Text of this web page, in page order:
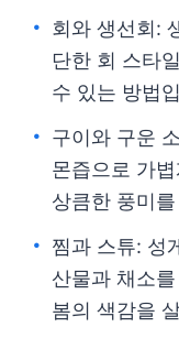
회와 생선회:
단한 회 스타
수 있는 방법
구이와 구운
몬즙으로 가
상큼한 풍미
찜과 스튜: 성
산물과 채소
봄의 색감을